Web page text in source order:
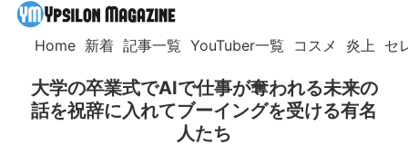
Home 新着 記事一覧 YouTuber一覧 コスメ 炎上 セ
大学の卒業式でAIで仕事が奪われる未来の
話を祝辞に入れてブーイングを受ける有名
人たち